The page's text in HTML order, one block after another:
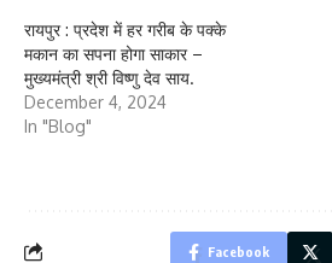
रायपुर : प्रदेश में हर गरीब के पक्के
मकान का सपना होगा साकार –
मुख्यमंत्री श्री विष्णु देव साय.
December 4, 2024
In "Blog"
Facebook